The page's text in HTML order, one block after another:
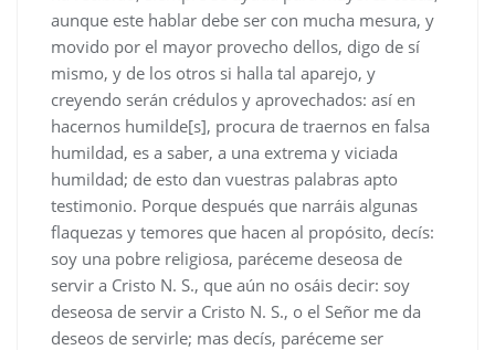
aunque este hablar debe ser con mucha mesura, y
movido por el mayor provecho dellos, digo de sí
mismo, y de los otros si halla tal aparejo, y
creyendo serán crédulos y aprovechados: así en
hacernos humilde[s], procura de traernos en falsa
humildad, es a saber, a una extrema y viciada
humildad; de esto dan vuestras palabras apto
testimonio. Porque después que narráis algunas
flaquezas y temores que hacen al propósito, decís:
soy una pobre religiosa, paréceme deseosa de
servir a Cristo N. S., que aún no osáis decir: soy
deseosa de servir a Cristo N. S., o el Señor me da
deseos de servirle; mas decís, paréceme ser